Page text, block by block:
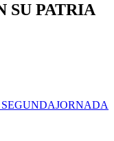
SU PATRIA
JORNADA